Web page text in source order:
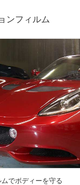
ンフィルム
でボディーを守る